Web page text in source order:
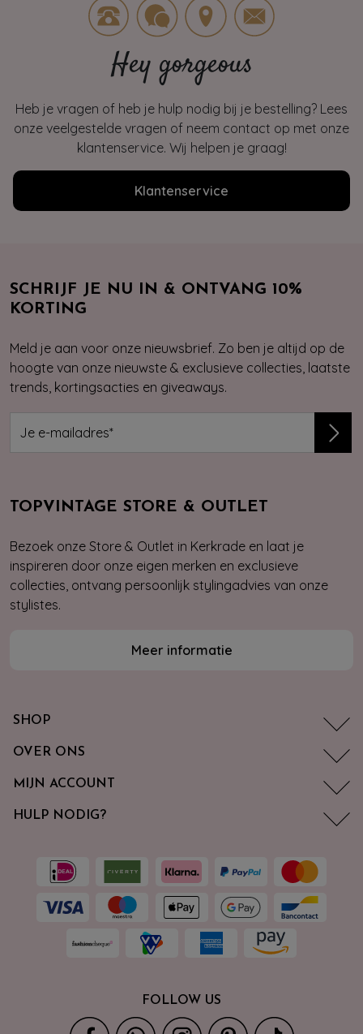
Hey gorgeous
Heb je vragen of heb je hulp nodig bij je bestelling? Lees
onze veelgestelde vragen of neem contact op met onze
klantenservice. Wij helpen je graag!
Klantenservice
SCHRIJF JE NU IN & ONTVANG 10%
KORTING
Meld je aan voor onze nieuwsbrief. Zo ben je altijd op de
hoogte van onze nieuwste & exclusieve collecties, laatste
trends, kortingsacties en giveaways.
TOPVINTAGE STORE & OUTLET
Bezoek onze Store & Outlet in Kerkrade en laat je
inspireren door onze eigen merken en exclusieve
collecties, ontvang persoonlijk stylingadvies van onze
stylistes.
Meer informatie
SHOP
OVER ONS
MIJN ACCOUNT
HULP NODIG?
FOLLOW US